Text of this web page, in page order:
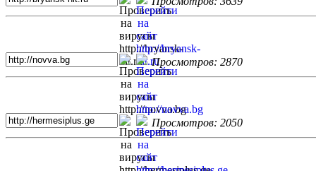
Просмотров: 2870
Просмотров: 2050